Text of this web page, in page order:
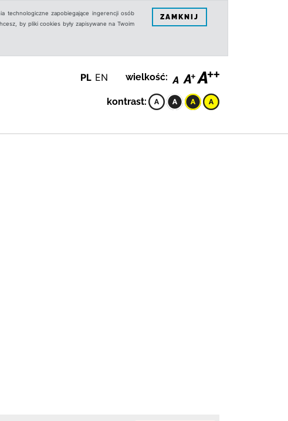
technologiczne zapobiegające ingerencji osób
by pliki cookies były zapisywane na Twoim
ZAMKNIJ
PL EN wielkość:
kontrast: